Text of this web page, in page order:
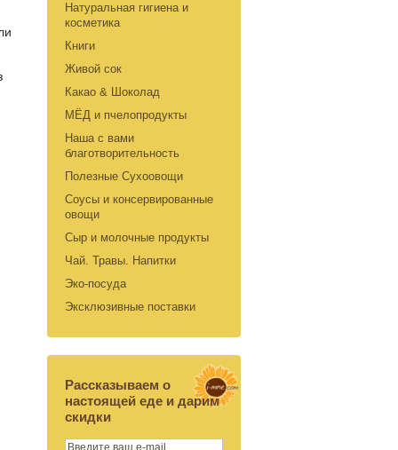
Натуральная гигиена и
косметика
Книги
Живой сок
Какао & Шоколад
МЁД и пчелопродукты
Наша с вами
благотворительность
Полезные Сухоовощи
Соусы и консервированные
овощи
Сыр и молочные продукты
Чай. Травы. Напитки
Эко-посуда
Эксклюзивные поставки
Рассказываем о
настоящей еде и дарим
скидки